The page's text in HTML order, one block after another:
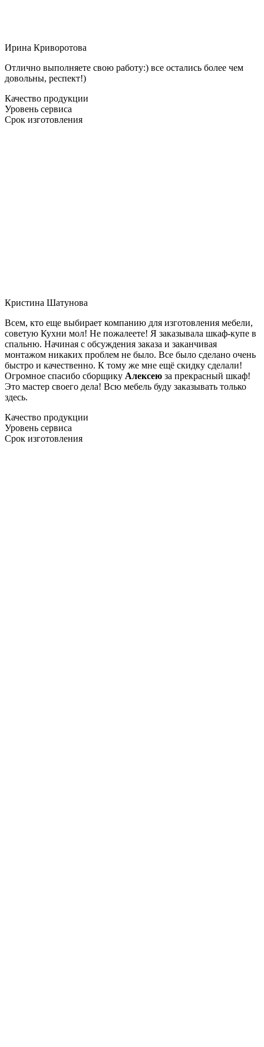
Ирина Криворотова
Отлично выполняете свою работу:) все остались более чем
довольны, респект!)
Качество продукции
Уровень сервиса
Срок изготовления
Кристина Шатунова
Всем, кто еще выбирает компанию для изготовления мебели,
советую Кухни мол! Не пожалеете! Я заказывала шкаф-купе в
спальню. Начиная с обсуждения заказа и заканчивая
монтажом никаких проблем не было. Все было сделано очень
быстро и качественно. К тому же мне ещё скидку сделали!
Огромное спасибо сборщику Алексею за прекрасный шкаф!
Это мастер своего дела! Всю мебель буду заказывать только
здесь.
Качество продукции
Уровень сервиса
Срок изготовления